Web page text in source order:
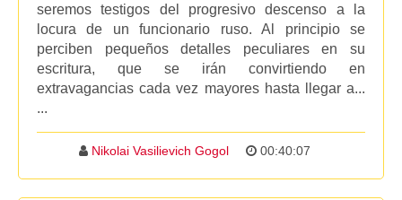
seremos testigos del progresivo descenso a la
locura de un funcionario ruso. Al principio se
perciben pequeños detalles peculiares en su
escritura, que se irán convirtiendo en
extravagancias cada vez mayores hasta llegar a...
...
Nikolai Vasilievich Gogol 00:40:07